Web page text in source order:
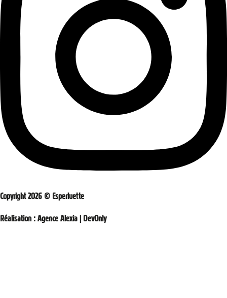
Copyright 2026 © Esperluette
Réalisation : Agence Alexia | DevOnly